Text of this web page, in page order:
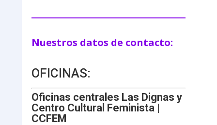
Nuestros datos de contacto:
OFICINAS:
Oficinas centrales Las Dignas y
Centro Cultural Feminista |
CCFEM